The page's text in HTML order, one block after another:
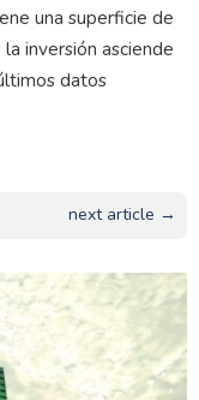
una superficie de
inversión asciende
datos
next article →